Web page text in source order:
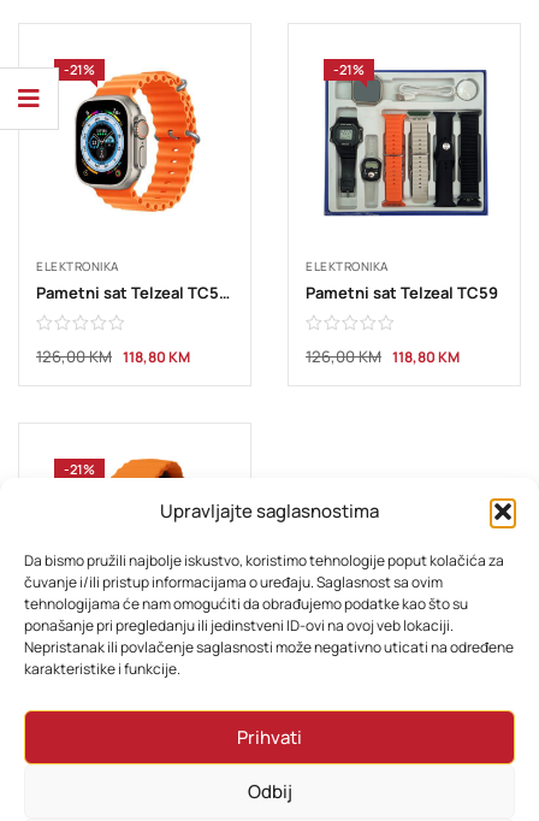
Upravljajte saglasnostima
Da bismo pružili najbolje iskustvo, koristimo tehnologije poput kolačića za
čuvanje i/ili pristup informacijama o uređaju. Saglasnost sa ovim
tehnologijama će nam omogućiti da obrađujemo podatke kao što su
ponašanje pri pregledanju ili jedinstveni ID-ovi na ovoj veb lokaciji.
Nepristanak ili povlačenje saglasnosti može negativno uticati na određene
karakteristike i funkcije.
Prihvati
Odbij
-21%
ELEKTRONIKA
Pametni sat Telzeal TC51 orange
126,00KM 118,80KM
-21%
ELEKTRONIKA
Pametni sat Telzeal TC59
126,00KM 118,80KM
-21%
ELEKTRONIKA